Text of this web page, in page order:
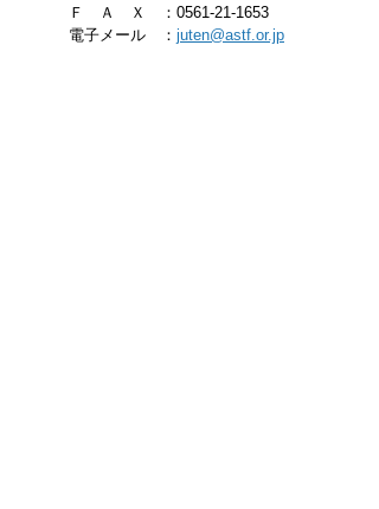
Ｆ　Ａ　Ｘ　：0561-21-1653
電子メール　： juten@astf.or.jp